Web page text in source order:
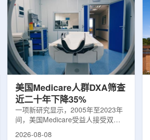
美国Medicare人群DXA筛查
近二十年下降35%
一项新研究显示，2005年至2023年
间，美国Medicare受益人接受双能X
射线吸收测定(DXA)检查的比例明显
2026-08-08